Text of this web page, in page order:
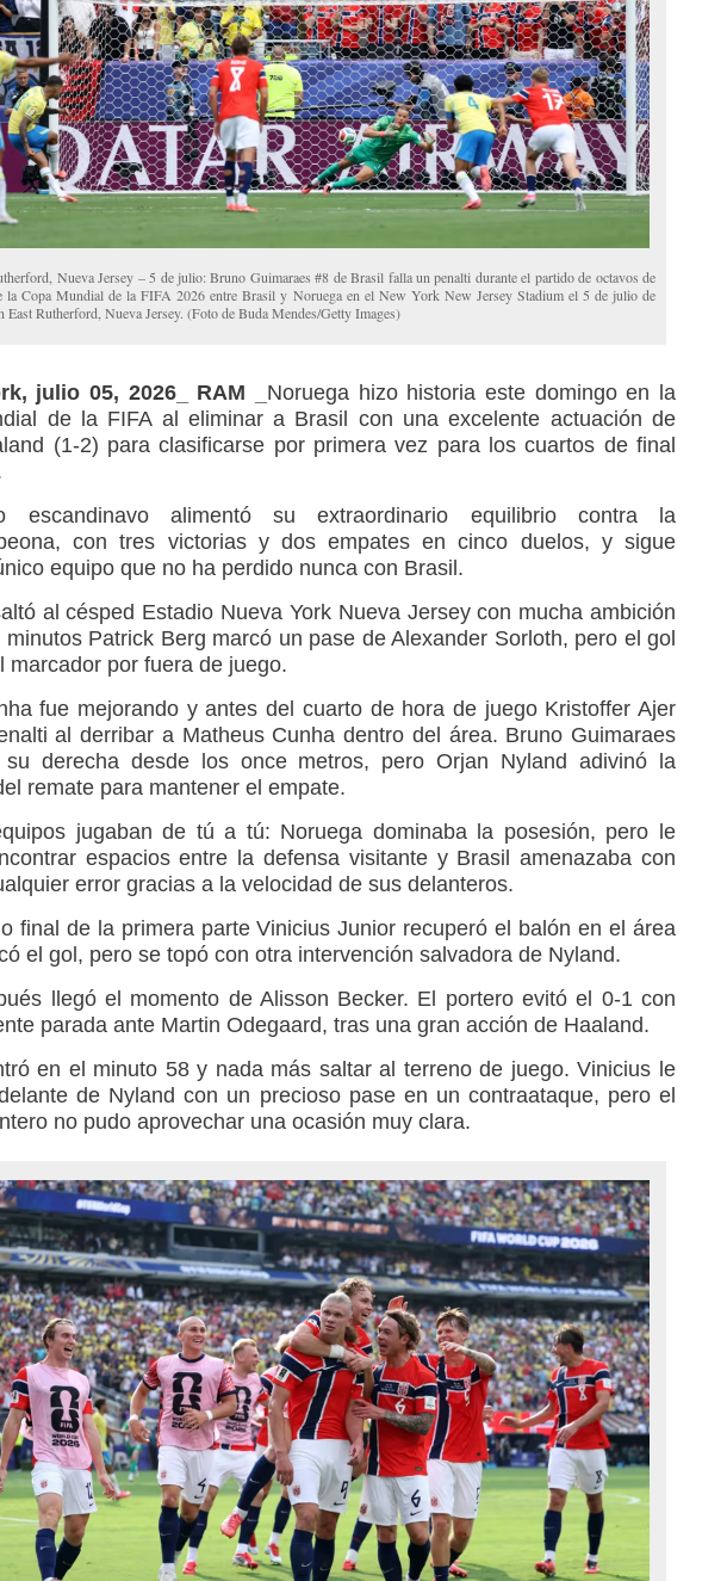
Nueva Jersey – 5 de julio: Bruno Guimaraes #8 de Brasil falla un penalti durante el partido de octavos de
la Copa Mundial de la FIFA 2026 entre Brasil y Noruega en el New York New Jersey Stadium el 5 de julio de
East Rutherford, Nueva Jersey. (Foto de Buda Mendes/Getty Images)
julio 05, 2026_ RAM _ Noruega hizo historia este domingo en la
de la FIFA al eliminar a Brasil con una excelente actuación de
(1-2) para clasificarse por primera vez para los cuartos de final
escandinavo alimentó su extraordinario equilibrio contra la
con tres victorias y dos empates en cinco duelos, y sigue
equipo que no ha perdido nunca con Brasil.
al césped Estadio Nueva York Nueva Jersey con mucha ambición
Patrick Berg marcó un pase de Alexander Sorloth, pero el gol
marcador por fuera de juego.
fue mejorando y antes del cuarto de hora de juego Kristoffer Ajer
al derribar a Matheus Cunha dentro del área. Bruno Guimaraes
derecha desde los once metros, pero Orjan Nyland adivinó la
remate para mantener el empate.
jugaban de tú a tú: Noruega dominaba la posesión, pero le
espacios entre la defensa visitante y Brasil amenazaba con
error gracias a la velocidad de sus delanteros.
final de la primera parte Vinicius Junior recuperó el balón en el área
el gol, pero se topó con otra intervención salvadora de Nyland.
llegó el momento de Alisson Becker. El portero evitó el 0-1 con
parada ante Martin Odegaard, tras una gran acción de Haaland.
en el minuto 58 y nada más saltar al terreno de juego. Vinicius le
de Nyland con un precioso pase en un contraataque, pero el
no pudo aprovechar una ocasión muy clara.